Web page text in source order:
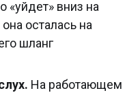
«уйдет» вниз на
осталась на
шланг
На работающем